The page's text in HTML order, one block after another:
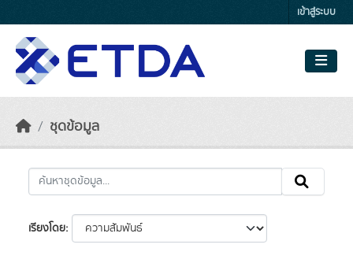
เข้าสู่ระบบ
ชุดข้อมูล
เรียงโดย